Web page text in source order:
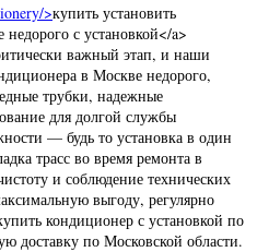
>купить установить
с установкой</a>
важный этап, и наши
в Москве недорого,
трубки, надежные
для долгой службы
— будь то установка в один
трасс во время ремонта в
и соблюдение технических
выгоду, регулярно
кондиционер с установкой по
доставку по Московской области.